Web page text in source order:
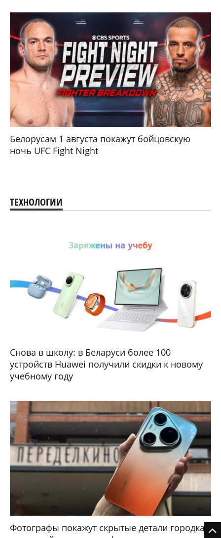
Белорусам 1 августа покажут бойцовскую
ночь UFC Fight Night
ТЕХНОЛОГИИ
Снова в школу: в Беларуси более 100
устройств Huawei получили скидки к новому
учебному году
Фотографы покажут скрытые детали городка